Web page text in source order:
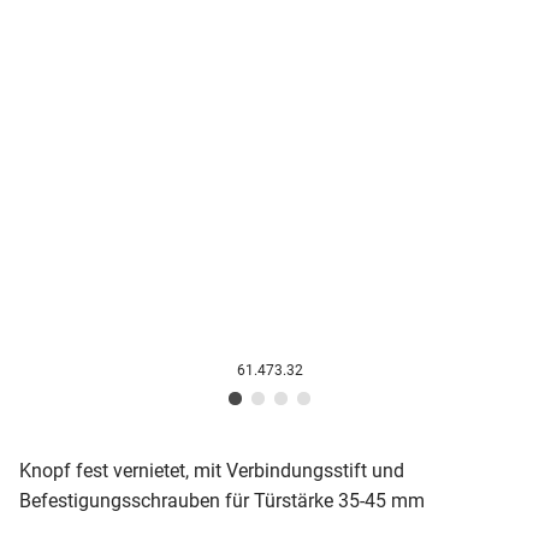
61.473.32
Knopf fest vernietet, mit Verbindungsstift und
Befestigungsschrauben für Türstärke 35-45 mm